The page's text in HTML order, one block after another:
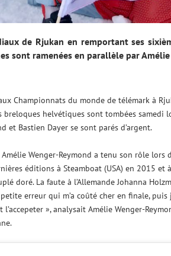
de Rjukan en remportant ses
sont ramenées en parallèle par
Championnats du monde de télémark à
breloques helvétiques sont tombées samedi
et Bastien Dayer se sont parés d’argent.
Wenger-Reymond a tenu son rôle
éditions à Steamboat (USA) en 2015 et
doré. La faute à l’Allemande Johanna
erreur qui m’a coûté cher en finale,
», analysait Amélie Wenger-